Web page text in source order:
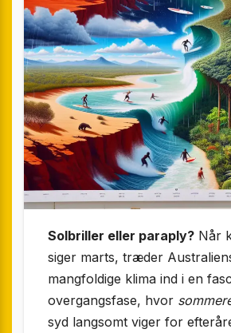
Solbriller eller paraply? Når
siger marts, træder
mangfoldige klima ind i en
overgangsfase, hvor
syd langsomt viger for